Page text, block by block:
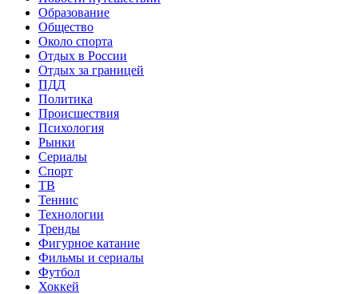
Образование
Общество
Около спорта
Отдых в России
Отдых за границей
ПДД
Политика
Происшествия
Психология
Рынки
Сериалы
Спорт
ТВ
Теннис
Технологии
Тренды
Фигурное катание
Фильмы и сериалы
Футбол
Хоккей